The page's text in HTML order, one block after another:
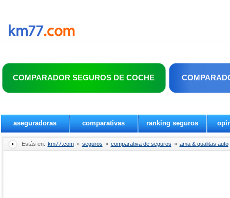
COMPARADOR SEGUROS DE COCHE
aseguradoras comparativas ranking seguros
Estás en: km77.com » seguros » comparativa de seguros » ama & qualitas auto